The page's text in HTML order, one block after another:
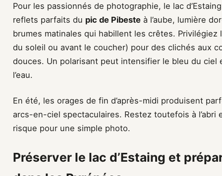
Pour les passionnés de photographie, le lac
reflets parfaits du pic de Pibeste à l’aube, lumière
brumes matinales qui habillent les crêtes.
du soleil ou avant le coucher) pour des clichés aux
douces. Un polarisant peut intensifier le bleu du
l’eau.
En été, les orages de fin d’après-midi produisent
arcs-en-ciel spectaculaires. Restez toutefois à l’abri
risque pour une simple photo.
Préserver le lac d’Estaing et